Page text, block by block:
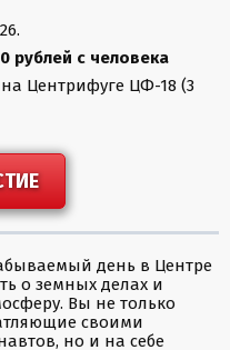
рублей с человека
Центрифуге ЦФ-18 (3
день в Центре
о земных делах и
Вы не только
своими
но и на себе